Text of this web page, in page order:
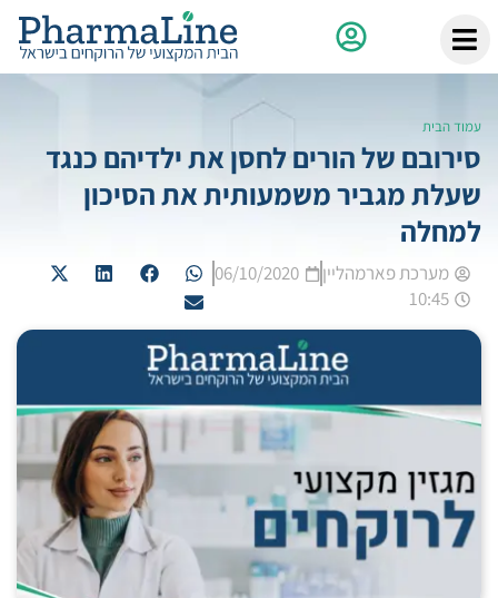
עמוד הבית
סירובם של הורים לחסן את ילדיהם כנגד
שעלת מגביר משמעותית את הסיכון
למחלה
מערכת פארמהליין
06/10/2020
10:45